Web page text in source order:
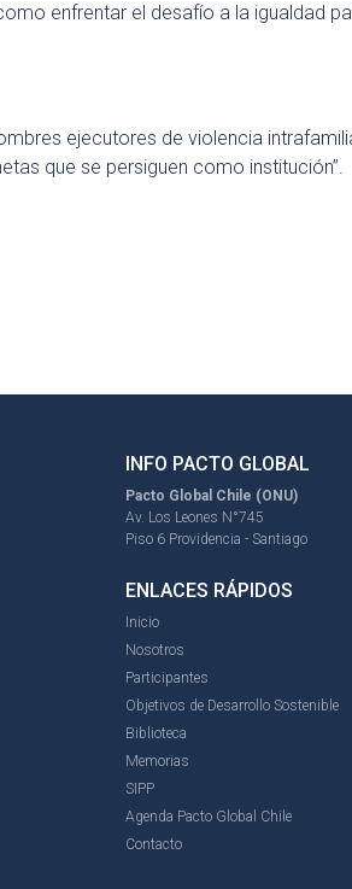
enfrentar el desafío a la igualdad
ejecutores de violencia
que se persiguen como institución”.
INFO PACTO GLOBAL
Pacto Global Chile (ONU)
Av. Los Leones N°745
Piso 6 Providencia - Santiago
ENLACES RÁPIDOS
Inicio
Nosotros
Participantes
Objetivos de Desarrollo Sostenible
Biblioteca
Memorias
SIPP
Agenda Pacto Global Chile
Contacto